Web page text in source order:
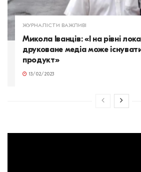
ЖУРНАЛІСТИ ВАЖЛИВІ
Микола Іванців: «І на рівні
друковане медіа може
продукт»
13/02/2023